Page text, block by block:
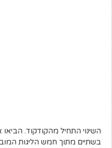
השינוי התחיל מהקודקוד.
בשתיים מתוך חמש הליגות